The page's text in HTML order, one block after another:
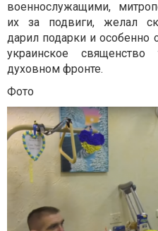
военнослужащими,
их за подвиги, желал
дарил подарки и особенно
украинское
духовном фронте.
Фото